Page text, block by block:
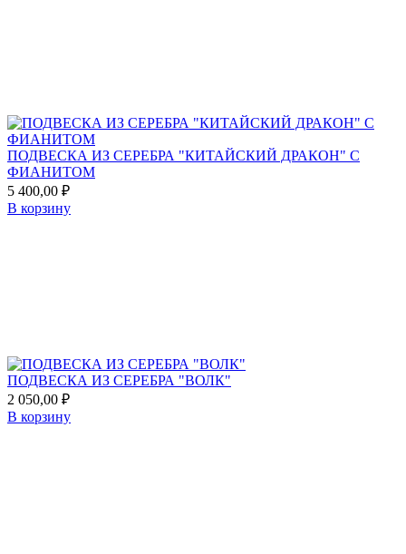
ПОДВЕСКА ИЗ СЕРЕБРА "КИТАЙСКИЙ ДРАКОН" С
ФИАНИТОМ
5 400,00 ₽
В корзину
ПОДВЕСКА ИЗ СЕРЕБРА "ВОЛК"
2 050,00 ₽
В корзину